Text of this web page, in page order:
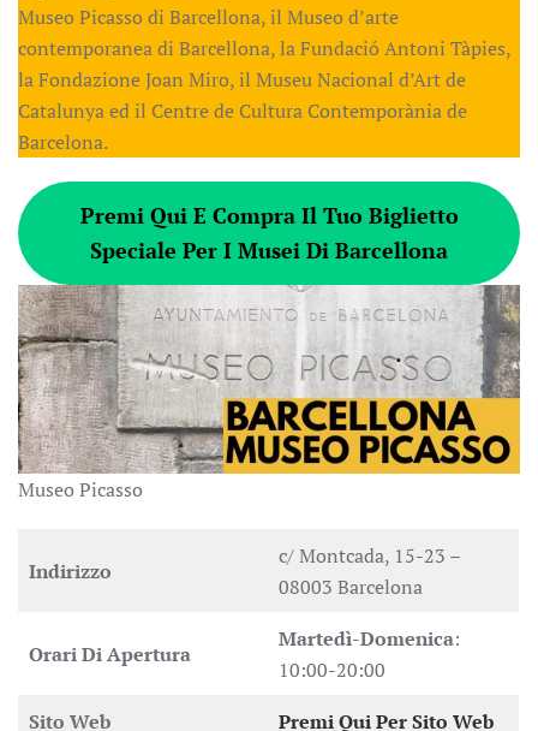
Museo Picasso di Barcellona, il Museo d’arte
contemporanea di Barcellona, la Fundació Antoni Tàpies,
la Fondazione Joan Miro, il Museu Nacional d’Art de
Catalunya ed il Centre de Cultura Contemporània de
Barcelona.
Premi Qui E Compra Il Tuo Biglietto
Speciale Per I Musei Di Barcellona
Museo Picasso
Indirizzo
c/ Montcada, 15-23 –
08003 Barcelona
Orari Di Apertura
Martedì-Domenica:
10:00-20:00
Sito Web
Premi Qui Per Sito Web